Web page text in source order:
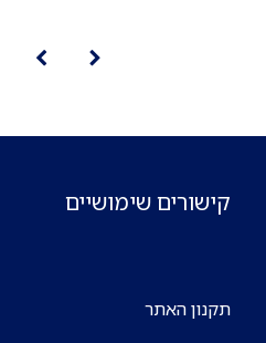
קישורים שימושיים
תקנון האתר